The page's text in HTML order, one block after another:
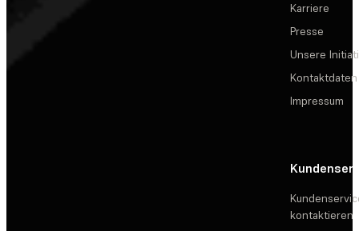
Karriere
Presse
Unsere
Kontaktdaten
Impressum
kontaktieren